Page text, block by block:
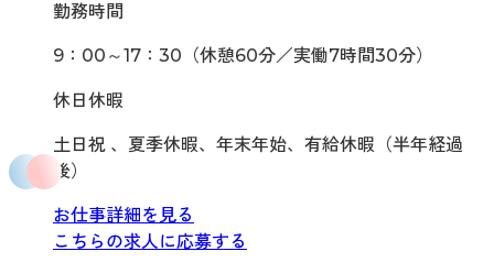
勤務時間
9：00～17：30（休憩60分／実働7時間30分）
休日休暇
土日祝 、夏季休暇、年末年始、有給休暇（半年経過
後）
お仕事詳細を見る
こちらの求人に応募する